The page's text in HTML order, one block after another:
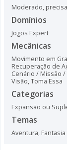
Moderado,
Domínios
Jogos Expert
Mecânicas
Movimento em
Recuperação de
Cenário / Missão /
Visão,Toma Essa
Categorias
Expansão ou
Temas
Aventura, Fantasia